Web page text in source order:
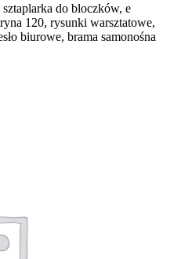
do bloczków, e
120, rysunki warsztatowe,
biurowe, brama samonośna